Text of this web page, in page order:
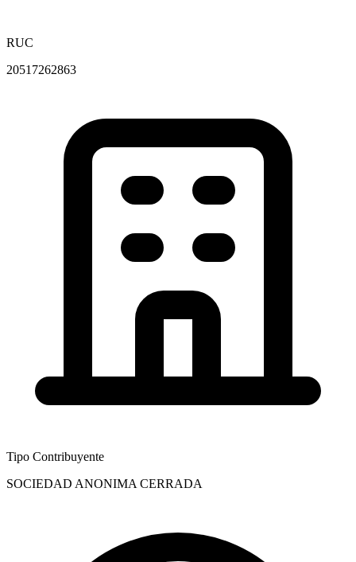
RUC
20517262863
Tipo Contribuyente
SOCIEDAD ANONIMA CERRADA